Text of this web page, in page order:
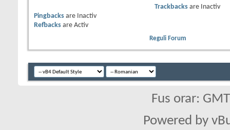
Trackbacksare
Inactiv
Pingbacks are
Inactiv
Refbacks are Activ
Reguli Forum
Fus orar:
Powered by